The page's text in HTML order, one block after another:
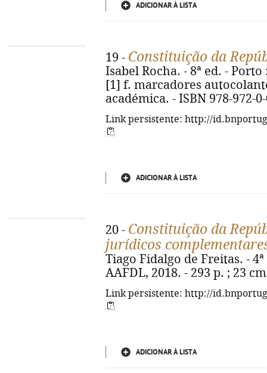
ADICIONAR À LISTA
19 - Constituição da
Isabel Rocha. - 8ª ed. -
[1] f. marcadores
académica. - ISBN 978-972-
Link persistente: http://
ADICIONAR À LISTA
20 - Constituição da
jurídicos
Tiago Fidalgo de Freitas. -
AAFDL, 2018. - 293 p. ; 23
Link persistente: http://
ADICIONAR À LISTA